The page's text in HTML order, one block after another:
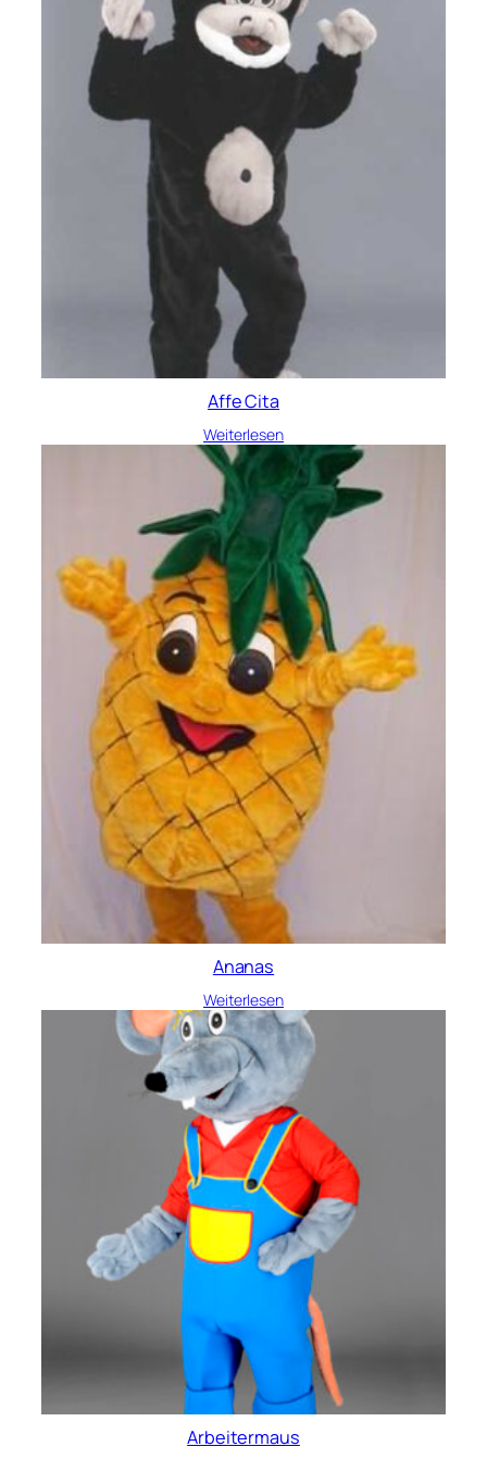
Affe Cita
Weiterlesen
Ananas
Weiterlesen
Arbeitermaus